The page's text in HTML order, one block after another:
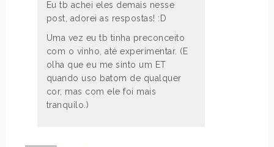
Eu tb achei eles demais nesse
post, adorei as respostas! :D
Uma vez eu tb tinha preconceito
com o vinho, até experimentar. (E
olha que eu me sinto um ET
quando uso batom de qualquer
cor, mas com ele foi mais
tranquilo.)